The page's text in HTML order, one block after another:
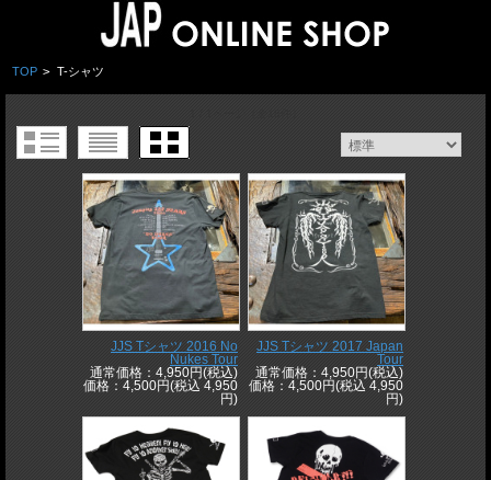
TOP > T-シャツ
JJS Tシャツ 2016 No
Nukes Tour
通常価格：4,950円(税込)
価格：4,500円(税込 4,950
円)
JJS Tシャツ 2017 Japan
Tour
通常価格：4,950円(税込)
価格：4,500円(税込 4,950
円)